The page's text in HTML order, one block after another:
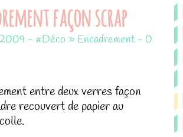
façon scrap
- #Déco » Encadrement- 0
entre deux verres façon
recouvert de papier au